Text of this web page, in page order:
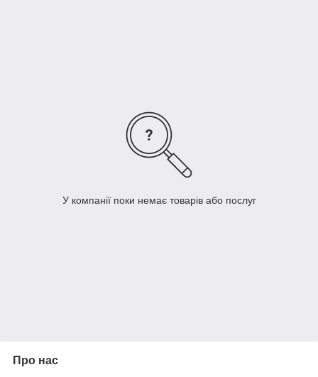
У компанії поки немає товарів або послуг
Про нас